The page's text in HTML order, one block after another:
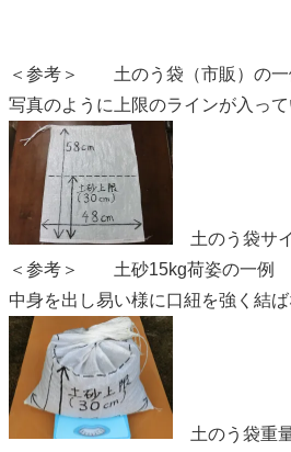
＜参考＞ 土のう袋（市販）の一
写真のように上限のラインが入って
土のう袋サ
＜参考＞ 土砂15kg荷姿の一例
中身を出し易い様に口紐を強く結ば
土のう袋重